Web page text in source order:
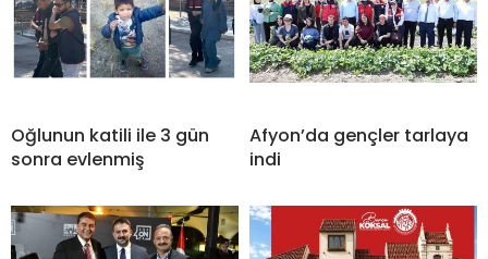
Oğlunun katili ile 3 gün
sonra evlenmiş
Afyon’da gençler tarlaya
indi